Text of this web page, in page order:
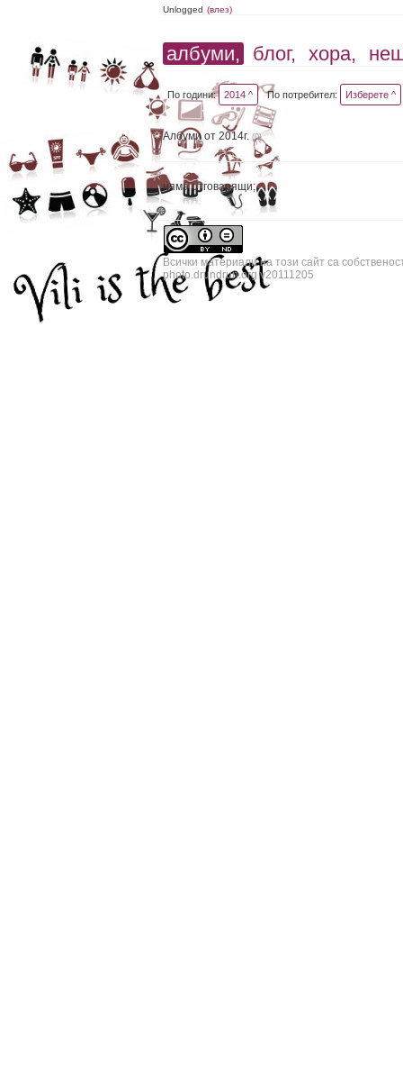
Unlogged (влез)
албуми, блог, хора,
По години: 2014 ^ По потребител: Изберете ^
Албуми от 2014г. (0)
няма отговарящи;
Всички материали на този сайт са
photo.drundrun.org v20111205